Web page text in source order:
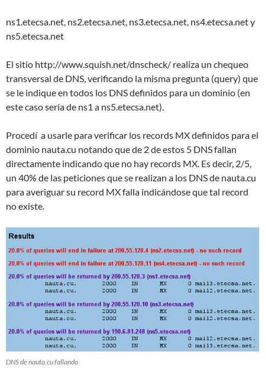
ns1.etecsa.net, ns2.etecsa.net, ns3.etecsa.net, ns4.etecsa.net y
ns5.etecsa.net
El sitio http://www.squish.net/dnscheck/ realiza un chequeo
transversal de DNS, verificando la misma pregunta (query) que
se le indique en todos los DNS definidos para un dominio (en
este caso sería de ns1 a ns5.etecsa.net).
Procedí a usarle para verificar los records MX definidos para el
dominio nauta.cu notando que de 2 de estos 5 DNS fallan
directamente indicando que no hay records MX. Es decir, 2/5,
un 40% de las peticiones que se realizan a los DNS de nauta.cu
para averiguar su record MX falla indicándose que tal record
no existe.
DNS de nauta.cu fallando